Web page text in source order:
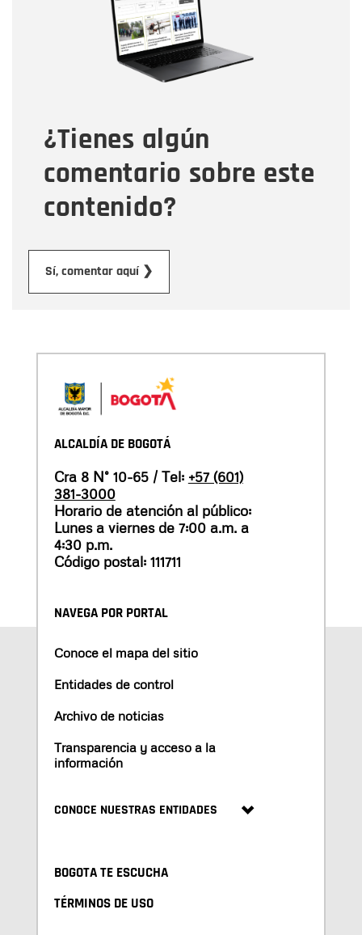
¿Tienes algún
comentario sobre este
contenido?
Sí, comentar aquí ❯
Correo electrónico
Tipo de comentario
Mensaje
ALCALDÍA DE BOGOTÁ
Cra 8 N° 10-65 / Tel: +57 (601)
381-3000
Horario de atención al público:
Lunes a viernes de 7:00 a.m. a
4:30 p.m.
Código postal: 111711
NAVEGA POR PORTAL
Conoce el mapa del sitio
Entidades de control
Archivo de noticias
Transparencia y acceso a la
información
CONOCE NUESTRAS ENTIDADES
BOGOTA TE ESCUCHA
TÉRMINOS DE USO